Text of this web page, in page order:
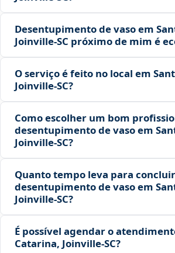
Desentupimento de vaso em
Joinville‑SC próximo de mim é
O serviço é feito no local em
Joinville‑SC?
Como escolher um bom
desentupimento de vaso em
Joinville‑SC?
Quanto tempo leva para
desentupimento de vaso em
Joinville‑SC?
É possível agendar o
Catarina, Joinville‑SC?